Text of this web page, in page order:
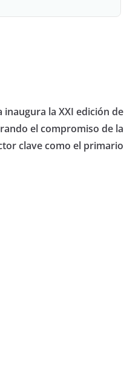
inaugura la XXI edición de
el compromiso de la
clave como el primario